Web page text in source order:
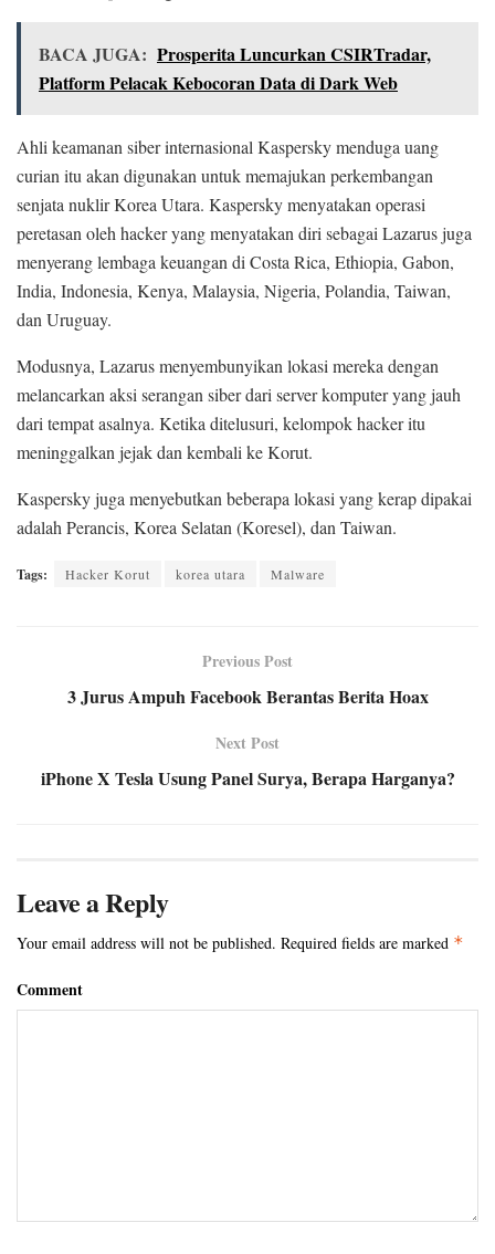
BACA JUGA: Prosperita Luncurkan CSIRTradar,
Platform Pelacak Kebocoran Data di Dark Web
Ahli keamanan siber internasional Kaspersky menduga uang
curian itu akan digunakan untuk memajukan perkembangan
senjata nuklir Korea Utara. Kaspersky menyatakan operasi
peretasan oleh hacker yang menyatakan diri sebagai Lazarus juga
menyerang lembaga keuangan di Costa Rica, Ethiopia, Gabon,
India, Indonesia, Kenya, Malaysia, Nigeria, Polandia, Taiwan,
dan Uruguay.
Modusnya, Lazarus menyembunyikan lokasi mereka dengan
melancarkan aksi serangan siber dari server komputer yang jauh
dari tempat asalnya. Ketika ditelusuri, kelompok hacker itu
meninggalkan jejak dan kembali ke Korut.
Kaspersky juga menyebutkan beberapa lokasi yang kerap dipakai
adalah Perancis, Korea Selatan (Koresel), dan Taiwan.
Tags: Hacker Korut korea utara Malware
Previous Post
3 Jurus Ampuh Facebook Berantas Berita Hoax
Next Post
iPhone X Tesla Usung Panel Surya, Berapa Harganya?
Leave a Reply
Your email address will not be published. Required fields are marked *
Comment